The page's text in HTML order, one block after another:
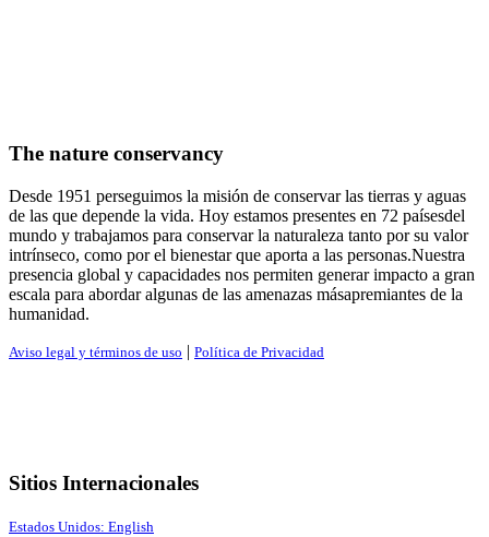
The nature conservancy
Desde 1951 perseguimos la misión de conservar las tierras y aguas
de las que depende la vida. Hoy estamos presentes en 72 paísesdel
mundo y trabajamos para conservar la naturaleza tanto por su valor
intrínseco, como por el bienestar que aporta a las personas.Nuestra
presencia global y capacidades nos permiten generar impacto a gran
escala para abordar algunas de las amenazas másapremiantes de la
humanidad.
Aviso legal y términos de uso | Política de Privacidad
Sitios Internacionales
Estados Unidos: English